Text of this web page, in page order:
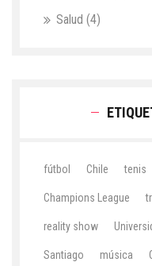
Salud (4)
fútbol Chile tenis
Champions League
reality show
Santiago música